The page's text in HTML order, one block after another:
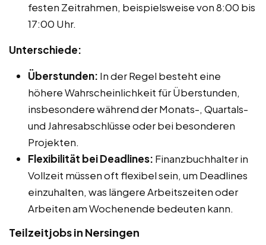
festen Zeitrahmen, beispielsweise von 8:00 bis
17:00 Uhr.
Unterschiede:
Überstunden: In der Regel besteht eine
höhere Wahrscheinlichkeit für Überstunden,
insbesondere während der Monats-, Quartals-
und Jahresabschlüsse oder bei besonderen
Projekten.
Flexibilität bei Deadlines: Finanzbuchhalter in
Vollzeit müssen oft flexibel sein, um Deadlines
einzuhalten, was längere Arbeitszeiten oder
Arbeiten am Wochenende bedeuten kann.
Teilzeitjobs in Nersingen